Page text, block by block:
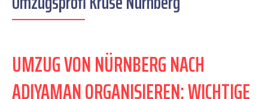
UMZUG VON NÜRNBERG NACH
ADIYAMAN ORGANISIEREN: WICHTIGE